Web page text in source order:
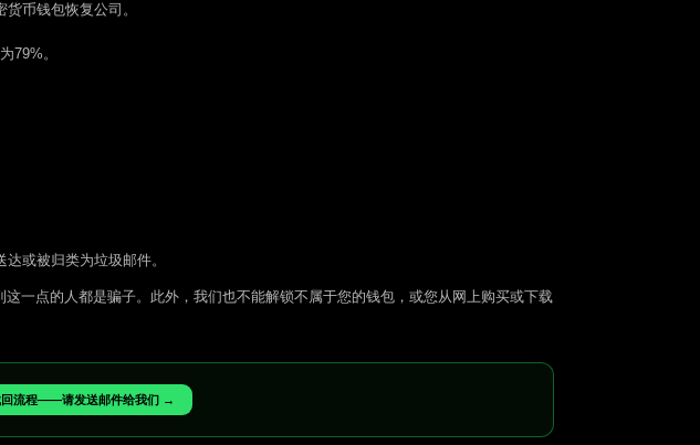
币钱包恢复公司。
79%。
或被归类为垃圾邮件。
一点的人都是骗子。此外，我们也不能解锁不属于您的钱包，或您从网上购买或下载
回流程——请发送邮件给我们 →